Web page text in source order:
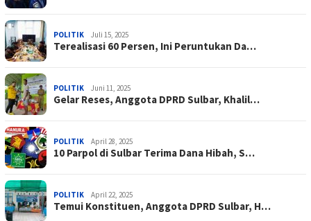
POLITIK Juli 15, 2025
Terealisasi 60 Persen, Ini Peruntukan Da…
POLITIK Juni 11, 2025
Gelar Reses, Anggota DPRD Sulbar, Khalil…
POLITIK April 28, 2025
10 Parpol di Sulbar Terima Dana Hibah, S…
POLITIK April 22, 2025
Temui Konstituen, Anggota DPRD Sulbar, H…